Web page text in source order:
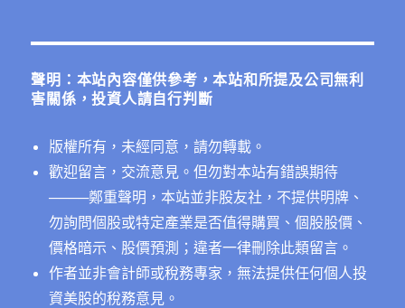
鍵
聲明：本站內容僅供參考，本站和所提及公司無利
害關係，投資人請自行判斷
版權所有，未經同意，請勿轉載。
歡迎留言，交流意見。但勿對本站有錯誤期待
────鄭重聲明，本站並非股友社，不提供明牌、
勿詢問個股或特定產業是否值得購買、個股股價、
價格暗示、股價預測；違者一律刪除此類留言。
作者並非會計師或稅務專家，無法提供任何個人投
資美股的稅務意見。